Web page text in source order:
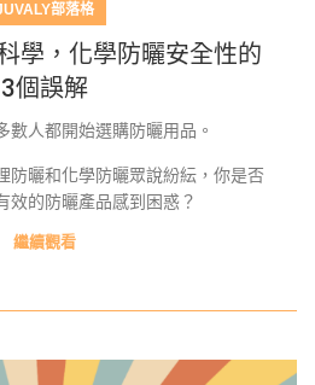
部落格
學，化學防曬安全性的
3個誤解
數人都開始選購防曬用品。
防曬和化學防曬眾說紛紜，你是否
效的防曬產品感到困惑？
繼續觀看